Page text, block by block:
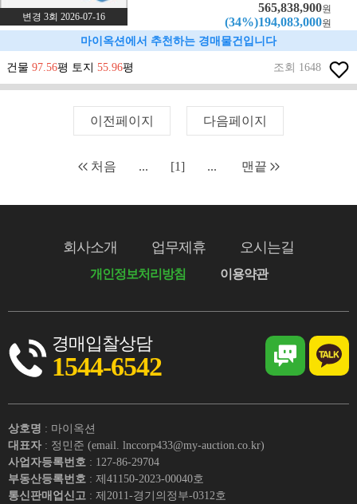
변경 3회 2026-07-16
565,838,900원
(34%)194,083,000원
마이옥션에서 추천하는 경매물건입니다
건물 97.56평 토지 55.96평 조회 1648
이전페이지 다음페이지
처음 ... [1] ... 맨끝
회사소개 업무제휴 오시는길
개인정보처리방침 이용약관
경매입찰상담
1544-6542
상호명 : 마이옥션
대표자 : 정민준 (email. lnccorp433@my-auction.co.kr)
사업자등록번호 : 127-86-29704
부동산등록번호 : 제41150-2023-00040호
통신판매업신고 : 제2011-경기의정부-0312호